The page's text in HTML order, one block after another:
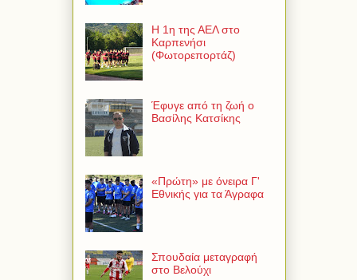
Η 1η της ΑΕΛ στο
Καρπενήσι
(Φωτορεπορτάζ)
Έφυγε από τη ζωή ο
Βασίλης Κατσίκης
«Πρώτη» με όνειρα Γ'
Εθνικής για τα Άγραφα
Σπουδαία μεταγραφή
στο Βελούχι